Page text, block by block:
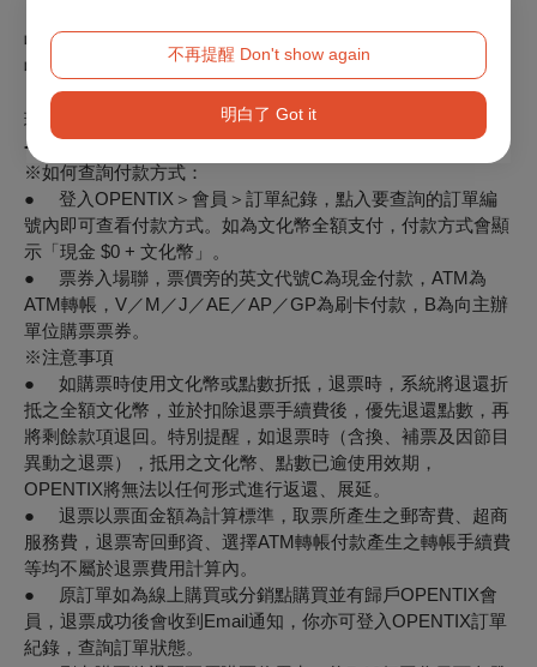
不再提醒 Don't show again
明白了 Got it
收」。退票郵寄前請記下票面之訂單編號，並請妥善保存掛號
收據。
【向主辦單位購買之有價票券者】，請洽趨勢教育基金會辦
理，聯絡電話
（02）2733-0510
--------
※如何查詢付款方式：
● 登入OPENTIX＞會員＞訂單紀錄，點入要查詢的訂單編
號內即可查看付款方式。如為文化幣全額支付，付款方式會顯
示「現金 $0 + 文化幣」。
● 票券入場聯，票價旁的英文代號C為現金付款，ATM為
ATM轉帳，V／M／J／AE／AP／GP為刷卡付款，B為向主辦
單位購票票券。
※注意事項
● 如購票時使用文化幣或點數折抵，退票時，系統將退還折
抵之全額文化幣，並於扣除退票手續費後，優先退還點數，再
將剩餘款項退回。特別提醒，如退票時（含換、補票及因節目
異動之退票），抵用之文化幣、點數已逾使用效期，
OPENTIX將無法以任何形式進行返還、展延。
● 退票以票面金額為計算標準，取票所產生之郵寄費、超商
服務費，退票寄回郵資、選擇ATM轉帳付款產生之轉帳手續費
等均不屬於退票費用計算內。
● 原訂單如為線上購買或分銷點購買並有歸戶OPENTIX會
員，退票成功後會收到Email通知，你亦可登入OPENTIX訂單
紀錄，查詢訂單狀態。